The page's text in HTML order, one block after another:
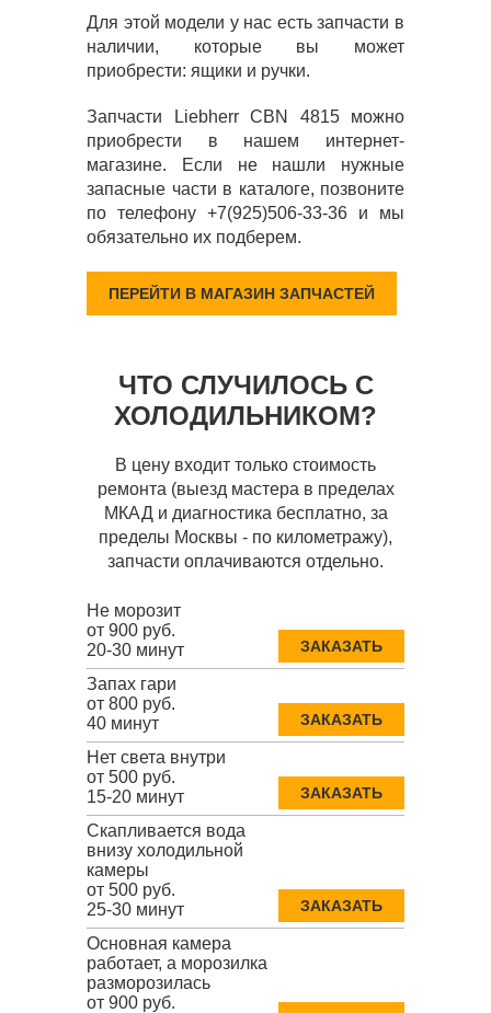
Для этой модели у нас есть запчасти в
наличии, которые вы может
приобрести: ящики и ручки.
Запчасти Liebherr CBN 4815 можно
приобрести в нашем интернет-
магазине. Если не нашли нужные
запасные части в каталоге, позвоните
по телефону +7(925)506-33-36 и мы
обязательно их подберем.
ПЕРЕЙТИ В МАГАЗИН ЗАПЧАСТЕЙ
ЧТО СЛУЧИЛОСЬ С
ХОЛОДИЛЬНИКОМ?
В цену входит только стоимость
ремонта (выезд мастера в пределах
МКАД и диагностика бесплатно, за
пределы Москвы - по километражу),
запчасти оплачиваются отдельно.
Не морозит
от 900 руб.
20-30 минут
ЗАКАЗАТЬ
Запах гари
от 800 руб.
40 минут
ЗАКАЗАТЬ
Нет света внутри
от 500 руб.
15-20 минут
ЗАКАЗАТЬ
Скапливается вода
внизу холодильной
камеры
от 500 руб.
25-30 минут
ЗАКАЗАТЬ
Основная камера
работает, а морозилка
разморозилась
от 900 руб.